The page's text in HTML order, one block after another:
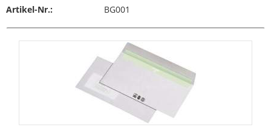
Artikel-Nr.: BG001